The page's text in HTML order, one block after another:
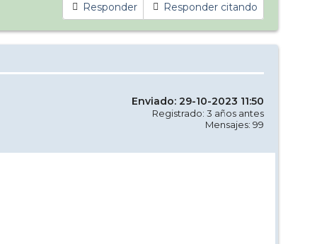
Responder Responder citando
Enviado: 29-10-2023 11:50
Registrado: 3 años antes
Mensajes: 99